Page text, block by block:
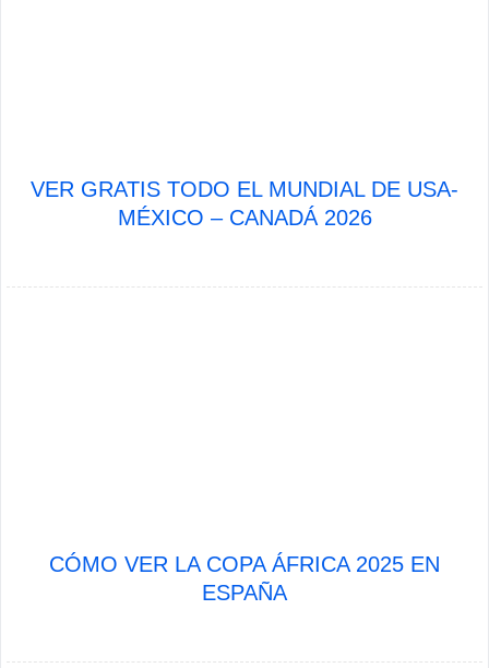
VER GRATIS TODO EL MUNDIAL DE USA-
MÉXICO – CANADÁ 2026
CÓMO VER LA COPA ÁFRICA 2025 EN
ESPAÑA